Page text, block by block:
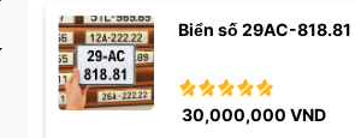
Biển số 29AC-818.81
30,000,000 VND